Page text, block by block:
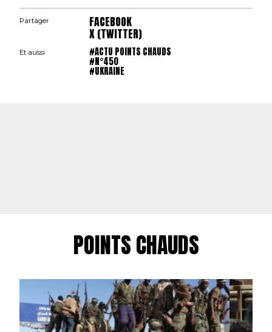
Partager FACEBOOK
X (TWITTER)
Et aussi #ACTU POINTS CHAUDS
#N°450
#UKRAINE
POINTS CHAUDS